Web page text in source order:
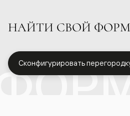
НАЙТИ СВОЙ
Сконфигурировать